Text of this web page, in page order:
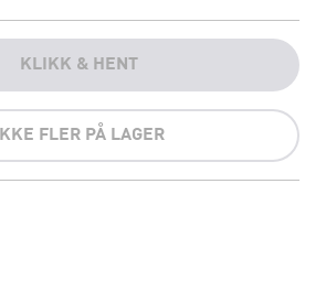
KLIKK & HENT
IKKE FLER PÅ LAGER